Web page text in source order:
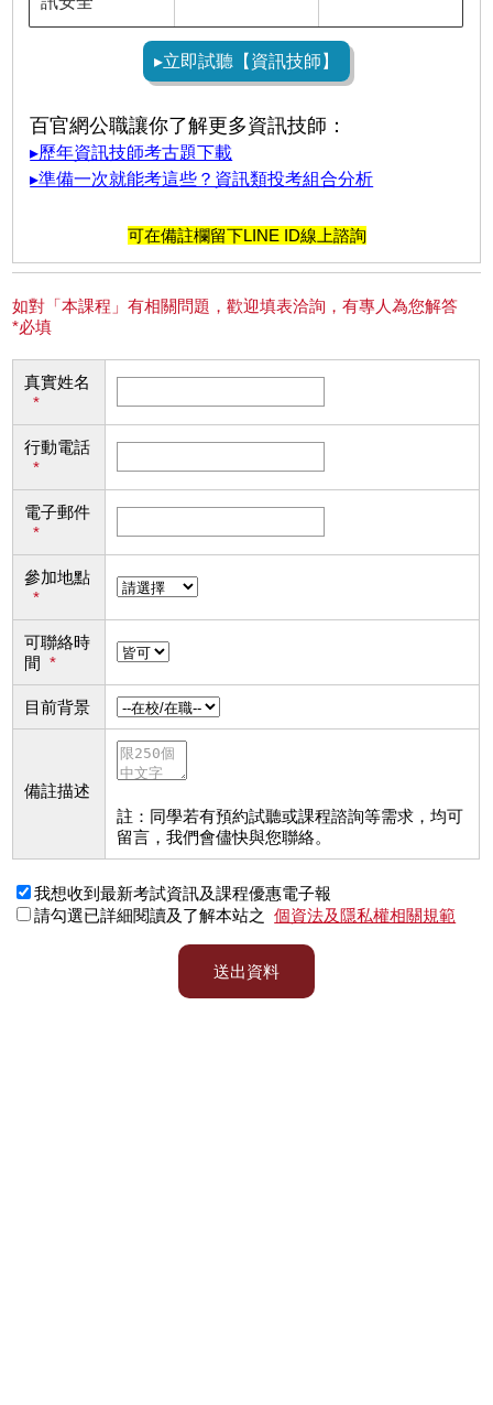
▸立即試聽【資訊技師】
百官網公職讓你了解更多資訊技師：
▸歷年資訊技師考古題下載
▸準備一次就能考這些？資訊類投考組合分析
可在備註欄留下LINE ID線上諮詢
如對「本課程」有相關問題，歡迎填表洽詢，有專人為您解答
*必填
真實姓名
*
行動電話
*
電子郵件
*
參加地點
*
可聯絡時
間 *
目前背景
備註描述
註：同學若有預約試聽或課程諮詢等需求，均可
留言，我們會儘快與您聯絡。
我想收到最新考試資訊及課程優惠電子報
請勾選已詳細閱讀及了解本站之
個資法及隱私權相關規範
送出資料